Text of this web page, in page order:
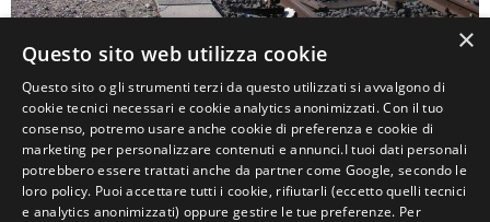
×
Questo sito web utilizza cookie
Questo sito o gli strumenti terzi da questo utilizzati si avvalgono di
cookie tecnici necessari e cookie analytics anonimizzati. Con il tuo
consenso, potremo usare anche cookie di preferenza e cookie di
marketing per personalizzare contenuti e annunci.I tuoi dati personali
potrebbero essere trattati anche da partner come Google, secondo le
loro policy. Puoi accettare tutti i cookie, rifiutarli (eccetto quelli tecnici
e analytics anonimizzati) oppure gestire le tue preferenze. Per